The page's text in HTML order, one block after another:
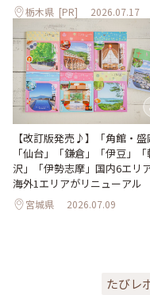
栃木県 [PR] 2026.07.17
【改訂版発売♪】「角館・盛
「仙台」「鎌倉」「伊豆」
沢」「伊勢志摩」国内6エリ
海外1エリアがリニューアル
宮城県 2026.07.09
たびレ